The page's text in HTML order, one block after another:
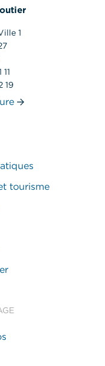
1
19
tourisme